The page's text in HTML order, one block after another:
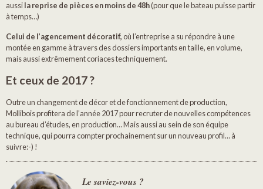
aussila reprise de pièces en moins de 48h(pour que le bateau puisse partir
à temps…)
Celui de l’agencement décoratif, où l’entreprise a su répondre à une
montée en gamme à travers des dossiers importants en taille, en volume,
mais aussi extrêmement coriaces techniquement.
Et ceux de 2017 ?
Outre un changement de décor et de fonctionnement de production,
Mollibois profitera de l’année 2017 pour recruter de nouvelles compétences
au bureau d’études, en production… Mais aussi au sein de son équipe
technique, qui pourra compter prochainement sur un nouveau profil… à
suivre:-) !
Le saviez-vous ?